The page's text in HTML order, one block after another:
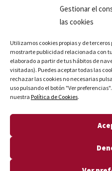
Gestionar el
las cookies
Utilizamos cookies propias y de
mostrarte publicidad relacionada con
elaborado a partir de tus hábitos de
visitadas). Puedes aceptar todas las
rechazar las cookies no necesarias
uso pulsando el botón "Ver
nuestra Política de Cookies.
Servicio Landingweb
Crea tu audiobook
Política
Declaración